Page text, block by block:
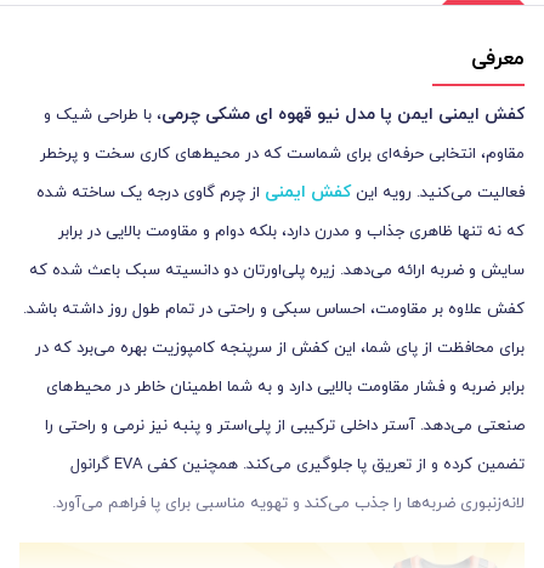
معرفی
کفش ایمنی ایمن پا مدل نیو قهوه ای مشکی چرمی، با طراحی شیک و
مقاوم، انتخابی حرفه‌ای برای شماست که در محیط‌های کاری سخت و پرخطر
فعالیت می‌کنید. رویه اینکفش ایمنی از چرم گاوی درجه یک ساخته شده
که نه تنها ظاهری جذاب و مدرن دارد، بلکه دوام و مقاومت بالایی در برابر
سایش و ضربه ارائه می‌دهد. زیره پلی‌اورتان دو دانسیته سبک باعث شده که
کفش علاوه بر مقاومت، احساس سبکی و راحتی در تمام طول روز داشته باشد.
برای محافظت از پای شما، این کفش از سرپنجه کامپوزیت بهره می‌برد که در
برابر ضربه و فشار مقاومت بالایی دارد و به شما اطمینان خاطر در محیط‌های
صنعتی می‌دهد. آستر داخلی ترکیبی از پلی‌استر و پنبه نیز نرمی و راحتی را
تضمین کرده و از تعریق پا جلوگیری می‌کند. همچنین کفی EVA گرانول
لانه‌زنبوری ضربه‌ها را جذب می‌کند و تهویه مناسبی برای پا فراهم می‌آورد.